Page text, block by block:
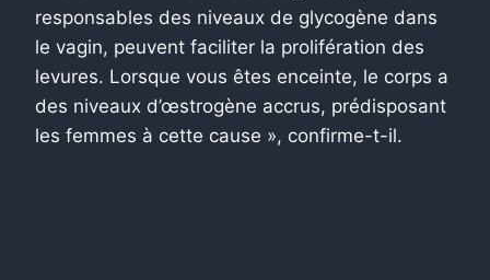
responsables des niveaux de glycogène dans
le vagin, peuvent faciliter la prolifération des
levures. Lorsque vous êtes enceinte, le corps a
des niveaux d’œstrogène accrus, prédisposant
les femmes à cette cause », confirme-t-il.